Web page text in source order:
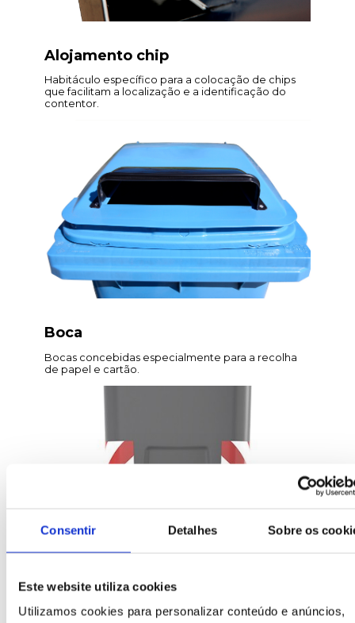
Consentir Detalhes Sobre os
Este website utiliza cookies
Utilizamos cookies para personalizar conteúdo e anúncios,
Alojamento chip
Habitáculo específico para a colocação de chips
que facilitam a localização e a identificação do
contentor.
Boca
Bocas concebidas especialmente para a recolha
de papel e cartão.